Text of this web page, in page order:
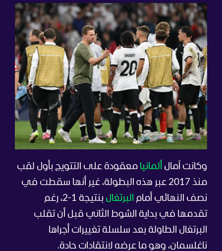
وكانت آمال ألمانيا معقودة على التتويج بأول لقب
منذ 2017 عبر هذه البطولة، غير أنها سقطت في
نصف النهائي أمام البرتغال
بنتيجة 1-2، رغم
تقدمها في بداية الشوط الثاني قبل أن تقلب
البرتغال الطاولة بعد سلسلة تغييرات أجراها
ناغلسمان، وهو ما عرضه لانتقادات حادة.